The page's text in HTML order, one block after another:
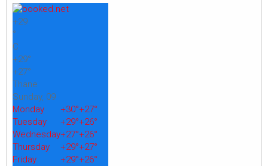
+29
°
C
+29°
+27°
Thane
Sunday, 09
Monday
+30°+27°
Tuesday
+29°+26°
Wednesday+27°+26°
Thursday
+29°+27°
Friday
+29°+26°